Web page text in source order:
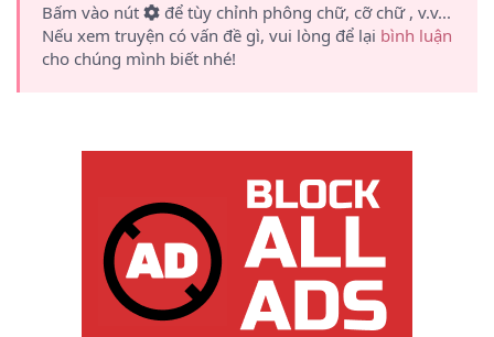
Bấm vào nút
để tùy chỉnh phông chữ, cỡ chữ , v.v...
Nếu xem truyện có vấn đề gì, vui lòng để lại bình luận
cho chúng mình biết nhé!